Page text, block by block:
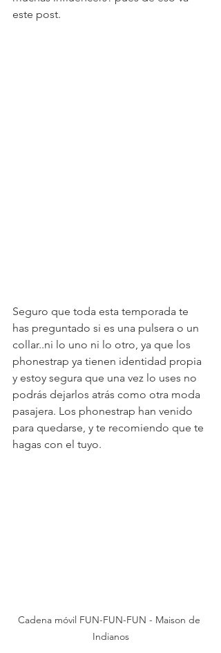
este post.
Seguro que toda esta temporada te
has preguntado si es una pulsera o un
collar..ni lo uno ni lo otro, ya que los
phonestrap ya tienen identidad propia
y estoy segura que una vez lo uses no
podrás dejarlos atrás como otra moda
pasajera. Los phonestrap han venido
para quedarse, y te recomiendo que te
hagas con el tuyo.
Cadena móvil FUN-FUN-FUN - Maison de
Indianos